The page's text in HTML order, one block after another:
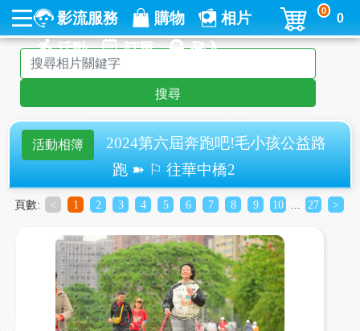
影流服務 購物
相片
活動
訂單 登入
0
0
搜尋
活動相簿
2024第六屆奔跑吧!毛小孩公益路
跑 ➽ ⚐ 往華中橋2
頁數: < 1 2 3 4 5 6 7 8 9 10 27 >